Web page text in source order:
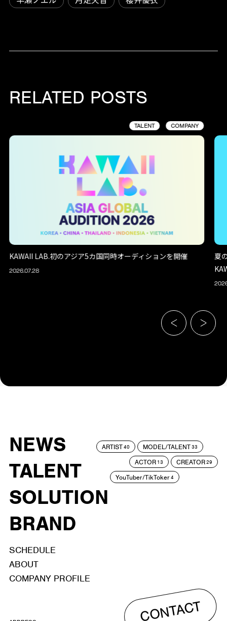
RELATED POSTS
TALENT COMPANY
KAWAII LAB.初のアジア5カ国同時オーディションを開催
2026.07.28
夏
NEWS
TALENT
SOLUTION
BRAND
ARTIST40 MODEL/TALENT33
ACTOR 13 CREATOR29
YouTuber/TikToker4
SCHEDULE
ABOUT
COMPANY PROFILE
CONTACT